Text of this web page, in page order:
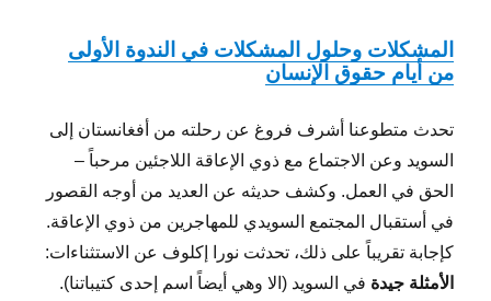
المشكلات وحلول المشكلات في الندوة الأولى
من أيام حقوق الإنسان
تحدث متطوعنا أشرف فروغ عن رحلته من أفغانستان إلى
السويد وعن الاجتماع مع ذوي الإعاقة اللاجئين مرحباً –
الحق في العمل. وكشف حديثه عن العديد من أوجه القصور
في أستقبال المجتمع السويدي للمهاجرين من ذوي الإعاقة.
كإجابة تقريباً على ذلك، تحدثت نورا إكلوف عن الاستثناءات:
الأمثلة جيدة في السويد (الا وهي أيضاً اسم إحدى كتيباتنا).